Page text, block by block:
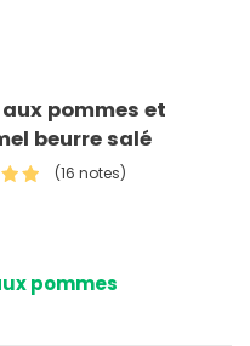
pommes et
beurre salé
(16 notes)
pommes